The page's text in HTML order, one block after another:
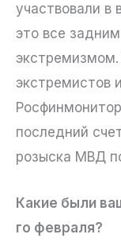
участвовали в
это все
экстремистов
последний
розыска МВД
Какие были
го февраля?